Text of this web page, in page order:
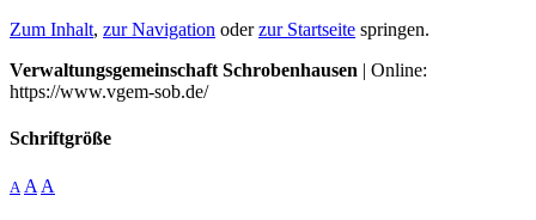
Zum Inhalt, zur Navigation oderzur Startseite springen.
Verwaltungsgemeinschaft Schrobenhausen | Online:
https://www.vgem-sob.de/
Schriftgröße
A A A